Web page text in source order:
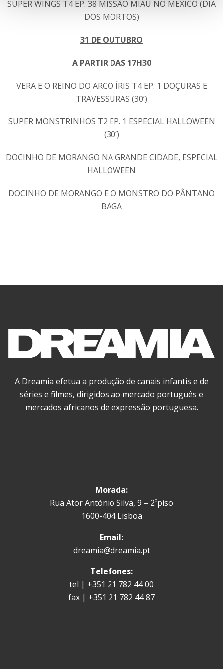
SUPER WINGS T4 EP. 38 MISSÃO MIAU NO MÉXICO (DIA
DOS MORTOS)
31 DE OUTUBRO
A PARTIR DAS 17H30
VERA E O REINO DO ARCO ÍRIS T4 EP. 1 DOÇURAS E
TRAVESSURAS (30’)
SUPER MONSTRINHOS T2 EP. 1 ESPECIAL HALLOWEEN
(30’)
DOCINHO DE MORANGO NA GRANDE CIDADE, ESPECIAL
HALLOWEEN
DOCINHO DE MORANGO E O MONSTRO DO PÂNTANO
BAGA
A Dreamia efetua a produção de canais infantis e de
séries e filmes, dirigidos ao mercado português e
mercados africanos de expressão portuguesa.
Morada:
Rua Ator António Silva, 9 – 2ºpiso
1600-404 Lisboa
Email:
dreamia@dreamia.pt
Telefones:
tel | +351 21 782 44 00
fax | +351 21 782 44 87